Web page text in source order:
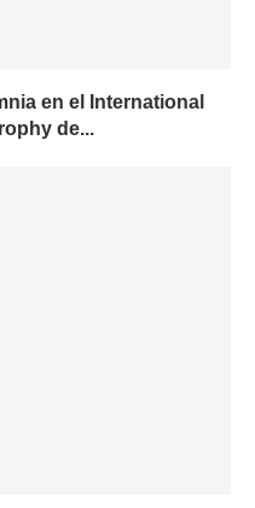
en el International
de...